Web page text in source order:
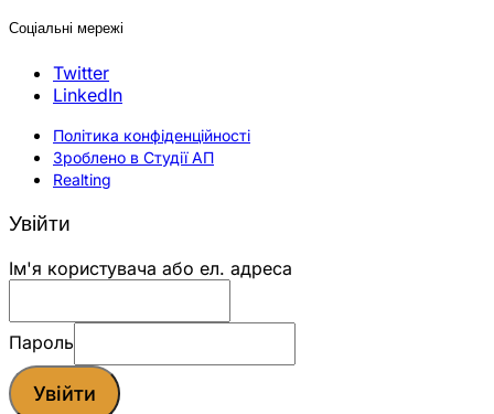
Соціальні мережі
Twitter
LinkedIn
Політика конфіденційності
Зроблено в Студії АП
Realting
Увійти
Ім'я користувача або ел. адреса
Пароль
Увійти